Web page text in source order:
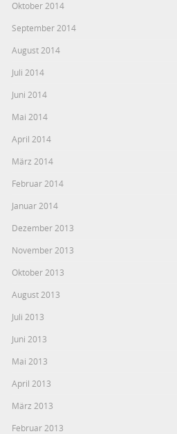
Oktober 2014
September 2014
August 2014
Juli 2014
Juni 2014
Mai 2014
April 2014
März 2014
Februar 2014
Januar 2014
Dezember 2013
November 2013
Oktober 2013
August 2013
Juli 2013
Juni 2013
Mai 2013
April 2013
März 2013
Februar 2013